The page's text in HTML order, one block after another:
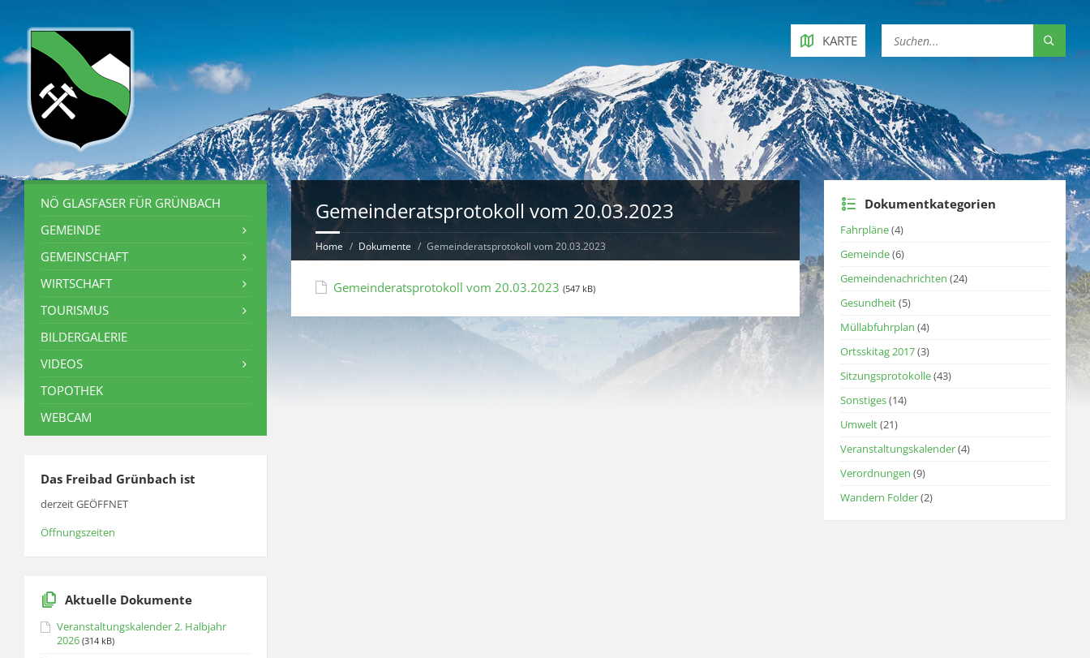
KARTE
Gemeinderatsprotokoll vom 20.03.2023
Home Dokumente Gemeinderatsprotokoll vom 20.03.2023
Gemeinderatsprotokoll vom 20.03.2023 (547 kB)
NÖ GLASFASER FÜR GRÜNBACH
GEMEINDE
GEMEINSCHAFT
WIRTSCHAFT
TOURISMUS
BILDERGALERIE
VIDEOS
TOPOTHEK
WEBCAM
Das Freibad Grünbach ist
derzeit GEÖFFNET
Öffnungszeiten
Aktuelle Dokumente
Veranstaltungskalender 2. Halbjahr
2026 (314 kB)
Dokumentkategorien
Fahrpläne(4)
Gemeinde(6)
Gemeindenachrichten (24)
Gesundheit(5)
Müllabfuhrplan (4)
Ortsskitag 2017(3)
Sitzungsprotokolle(43)
Sonstiges(14)
Umwelt(21)
Veranstaltungskalender(4)
Verordnungen (9)
Wandern Folder(2)